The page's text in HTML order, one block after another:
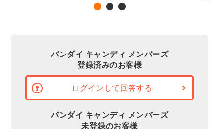
バンダイ キャンディ メンバーズ
登録済みのお客様
ログインして回答する
バンダイ キャンディ メンバーズ
未登録のお客様